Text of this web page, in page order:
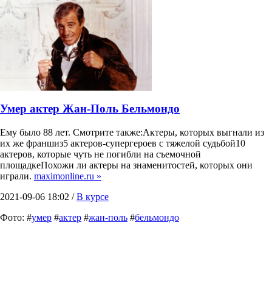
Умер актер Жан-Поль Бельмондо
Ему было 88 лет. Смотрите также:Актеры, которых выгнали из
их же франшиз5 актеров-супергероев с тяжелой судьбой10
актеров, которые чуть не погибли на съемочной
площадкеПохожи ли актеры на знаменитостей, которых они
играли. maximonline.ru »
2021-09-06 18:02 /В курсе
Фото: #умер #актер #жан-поль #бельмондо